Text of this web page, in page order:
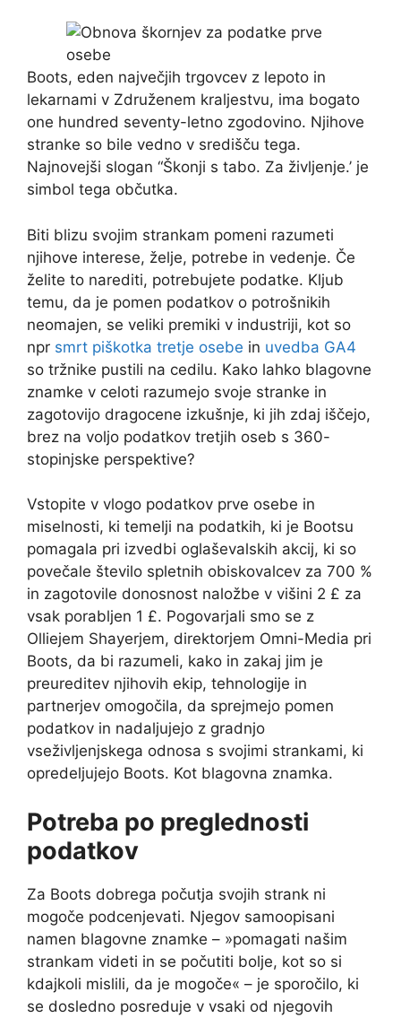
Boots, eden največjih trgovcev z lepoto in
lekarnami v Združenem kraljestvu, ima bogato
one hundred seventy-letno zgodovino. Njihove
stranke so bile vedno v središču tega.
Najnovejši slogan “Škonji s tabo. Za življenje.’ je
simbol tega občutka.
Biti blizu svojim strankam pomeni razumeti
njihove interese, želje, potrebe in vedenje. Če
želite to narediti, potrebujete podatke. Kljub
temu, da je pomen podatkov o potrošnikih
neomajen, se veliki premiki v industriji, kot so
npr smrt piškotka tretje osebe in uvedba GA4
so tržnike pustili na cedilu. Kako lahko blagovne
znamke v celoti razumejo svoje stranke in
zagotovijo dragocene izkušnje, ki jih zdaj iščejo,
brez na voljo podatkov tretjih oseb s 360-
stopinjske perspektive?
Vstopite v vlogo podatkov prve osebe in
miselnosti, ki temelji na podatkih, ki je Bootsu
pomagala pri izvedbi oglaševalskih akcij, ki so
povečale število spletnih obiskovalcev za 700 %
in zagotovile donosnost naložbe v višini 2 £ za
vsak porabljen 1 £. Pogovarjali smo se z
Olliejem Shayerjem, direktorjem Omni-Media pri
Boots, da bi razumeli, kako in zakaj jim je
preureditev njihovih ekip, tehnologije in
partnerjev omogočila, da sprejmejo pomen
podatkov in nadaljujejo z gradnjo
vseživljenjskega odnosa s svojimi strankami, ki
opredeljujejo Boots. Kot blagovna znamka.
Potreba po preglednosti
podatkov
Za Boots dobrega počutja svojih strank ni
mogoče podcenjevati. Njegov samoopisani
namen blagovne znamke – »pomagati našim
strankam videti in se počutiti bolje, kot so si
kdajkoli mislili, da je mogoče« – je sporočilo, ki
se dosledno posreduje v vsaki od njegovih